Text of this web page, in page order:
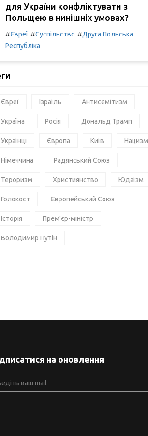
для України конфліктувати з
Польщею в нинішніх умовах?
#Євреї #Суспільство #Друга Польська
Республіка
Євреї Ізраїль Антисемітизм
Україна Росія Дональд Трамп
Українці Європа Київ Нацизм
Німеччина Радянський Союз
Тероризм Християнство Юдаїзм
Голокост Європейський Союз
Історія Прем'єр-міністр
Володимир Путін
на оновлення